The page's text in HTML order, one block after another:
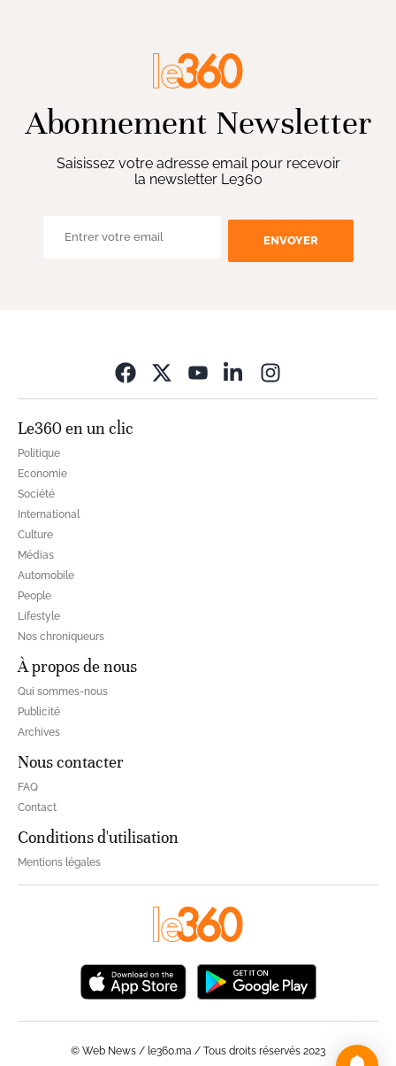
Abonnement Newsletter
Saisissez votre adresse email pour recevoir
la newsletter Le360
ENVOYER
Le360 en un clic
Politique
Economie
Société
International
Culture
Médias
Automobile
People
Lifestyle
Nos chroniqueurs
À propos de nous
Qui sommes-nous
Publicité
Archives
Nous contacter
FAQ
Contact
Conditions d'utilisation
Mentions légales
© Web News / le360.ma / Tous droits réservés 2023